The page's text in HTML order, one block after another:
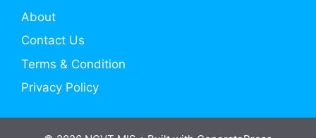
About
Contact Us
Terms & Condition
Privacy Policy